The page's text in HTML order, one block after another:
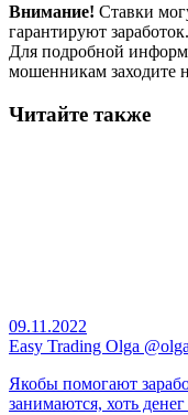
Внимание! Ставки
гарантируют заработок.
Для подробной
мошенникам заходите
Читайте также
09.11.2022
Easy Trading Olga
Якобы помогают
занимаются, хоть